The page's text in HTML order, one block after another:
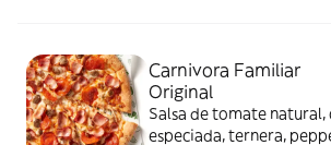
Carnivora Familiar
Original
Salsa de tomate natural,
especiada, ternera,